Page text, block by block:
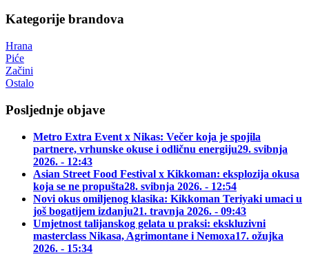
Kategorije brandova
Hrana
Piće
Začini
Ostalo
Posljednje objave
Metro Extra Event x Nikas: Večer koja je spojila
partnere, vrhunske okuse i odličnu energiju29. svibnja
2026. - 12:43
Asian Street Food Festival x Kikkoman: eksplozija okusa
koja se ne propušta28. svibnja 2026. - 12:54
Novi okus omiljenog klasika: Kikkoman Teriyaki umaci u
još bogatijem izdanju21. travnja 2026. - 09:43
Umjetnost talijanskog gelata u praksi: ekskluzivni
masterclass Nikasa, Agrimontane i Nemoxa17. ožujka
2026. - 15:34